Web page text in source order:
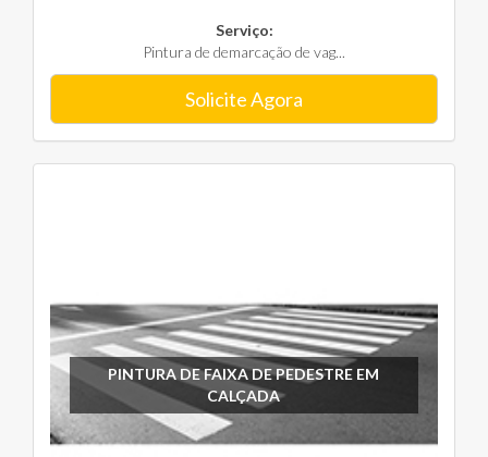
Serviço:
Pintura de demarcação de vag...
Solicite Agora
PINTURA DE FAIXA DE PEDESTRE EM
CALÇADA